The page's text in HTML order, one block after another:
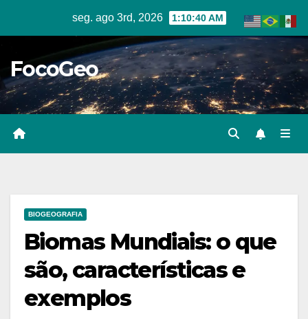
seg. ago 3rd, 2026 1:10:41 AM
FocoGeo
BIOGEOGRAFIA
Biomas Mundiais: o que
são, características e
exemplos